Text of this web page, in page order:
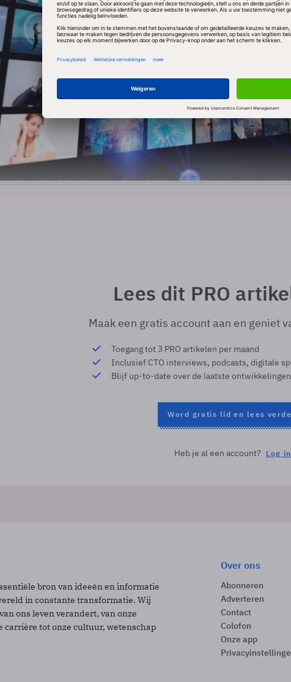
Lees dit PRO
Maak een gratis account aan en geniet
Toegang tot 3 PRO artikelen per maand
Inclusief CTO interviews, podcasts, digitale
Blijf up-to-date over de laatste
Word gratis lid en lees
Heb je al een account? Log in
bron van ideeën en informatie
in constante transformatie. Wij
ons leven verandert, van onze
carrière tot onze cultuur, wetenschap
Over ons
Abonneren
Adverteren
Contact
Colofon
Onze app